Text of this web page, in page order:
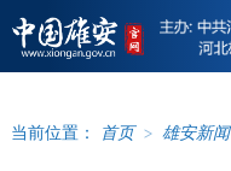
当前位置： 首页 > 雄安新闻